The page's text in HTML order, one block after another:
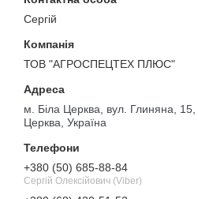
Сергій
ТОВ "АГРОСПЕЦТЕХ ПЛЮС"
м. Біла Церква, вул. Глиняна, 15,
Церква, Україна
+380 (50) 685-88-84
Сергій Олексійович (Viber)